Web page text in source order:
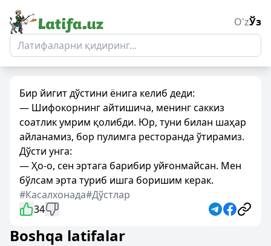
O'zЎз
Бир йигит дўстини ёнига келиб деди:
— Шифокорнинг айтишича, менинг саккиз
соатлик умрим қолибди. Юр, туни билан шаҳар
айланамиз, бор пулимга ресторанда ўтирамиз.
Дўсти унга:
— Ҳо-о, сен эртага барибир уйғонмайсан. Мен
бўлсам эрта туриб ишга боришим керак.
#Касалхонада#Дўстлар
34
Boshqa latifalar